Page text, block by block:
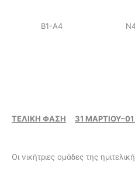
Β1-Α4
ΤΕΛΙΚΗ ΦΑΣΗ 31 ΜΑΡΤΙΟΥ–01
Οι νικήτριες ομάδες της